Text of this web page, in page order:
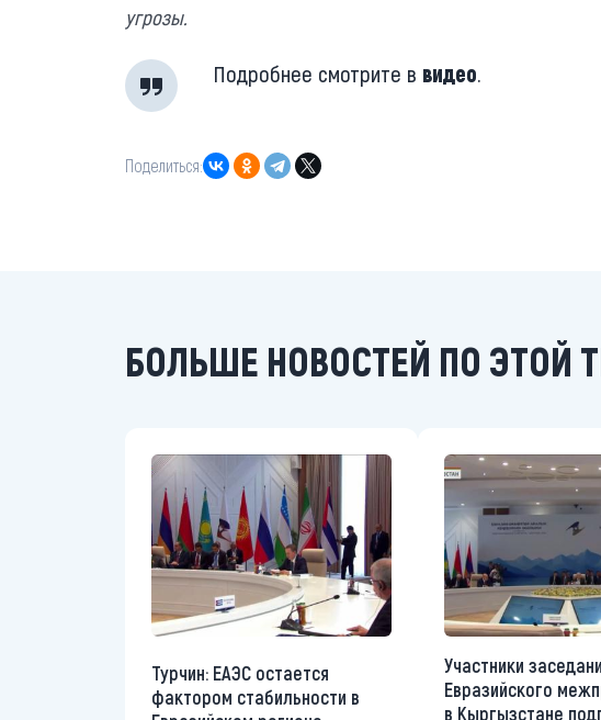
угрозы.
Подробнее смотрите в видео
Поделиться:
БОЛЬШЕ НОВОСТЕЙ ПО ЭТОЙ
Турчин: ЕАЭС остается
фактором стабильности в
Участники
Евразийского
в Кыргызстане